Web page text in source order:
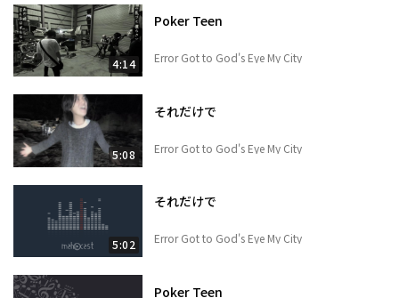
4:14
Poker Teen
Error Got to God's Eye My City
5:08
それだけで
Error Got to God's Eye My City
5:02
それだけで
Error Got to God's Eye My City
Poker Teen